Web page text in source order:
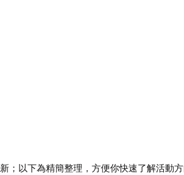
；以下為精簡整理，方便你快速了解活動方